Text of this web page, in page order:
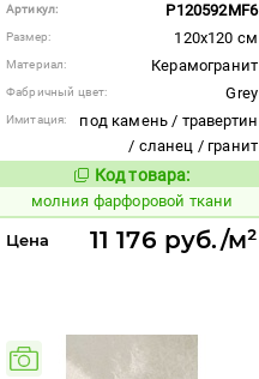
Артикул: P120592MF6
Размер: 120x120 см
Материал: Керамогранит
Фабричный цвет: Grey
Имитация:
под камень / травертин
/ сланец / гранит
Код товара:
1013980Код товара:
молния фарфоровой ткани
Цена 11 176 руб./м²